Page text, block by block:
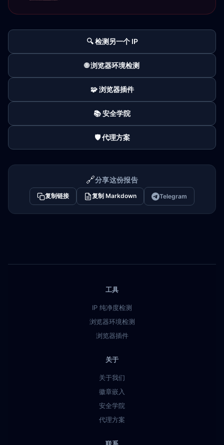
🔍 检测另一个 IP
🌐 浏览器环境检测
🧩 浏览器插件
📚 安全学院
🛡️ 代理方案
🔗分享这份报告
复制链接 复制 Markdown Telegram
工具
IP 纯净度检测
浏览器环境检测
浏览器插件
关于
关于我们
徽章嵌入
安全学院
代理方案